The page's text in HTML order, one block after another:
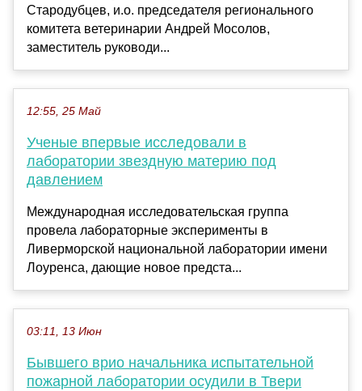
Стародубцев, и.о. председателя регионального
комитета ветеринарии Андрей Мосолов,
заместитель руководи...
12:55, 25 Май
Ученые впервые исследовали в
лаборатории звездную материю под
давлением
Международная исследовательская группа
провела лабораторные эксперименты в
Ливерморской национальной лаборатории имени
Лоуренса, дающие новое предста...
03:11, 13 Июн
Бывшего врио начальника испытательной
пожарной лаборатории осудили в Твери